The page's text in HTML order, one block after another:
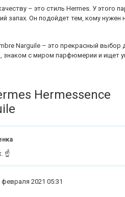
– это стиль Hermes. У этого
запах. Он подойдет тем, кому
Narguile – это прекрасный выбор
с миром парфюмерии и ищет
Hermessence
☝
февраля 2021 05:31